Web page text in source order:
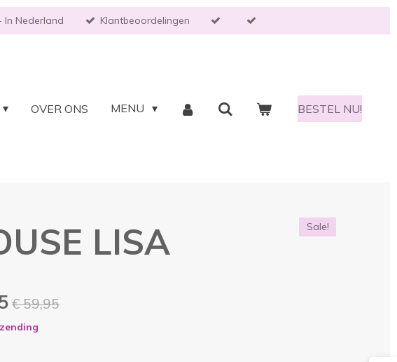
In Nederland Klantbeoordelingen
OVER ONS MENU BESTEL NU!
LISA Sale!
€ 59,95